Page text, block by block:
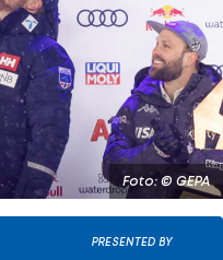
Foto: © GEPA
PRESENTED BY